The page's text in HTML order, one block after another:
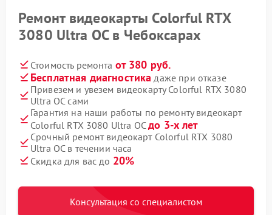
Ремонт видеокарты Colorful RTX
3080 Ultra OC в Чебоксарах
Стоимость ремонта от 380 руб.
Бесплатная диагностика даже при отказе
Привезем и увезем видеокарту Colorful RTX 3080
Ultra OC сами
Гарантия на наши работы по ремонту видеокарт
Colorful RTX 3080 Ultra OCдо 3-х лет
Срочный ремонт видеокарт Colorful RTX 3080
Ultra OC в течении часа
Скидка для вас до 20%
Консультация со специалистом